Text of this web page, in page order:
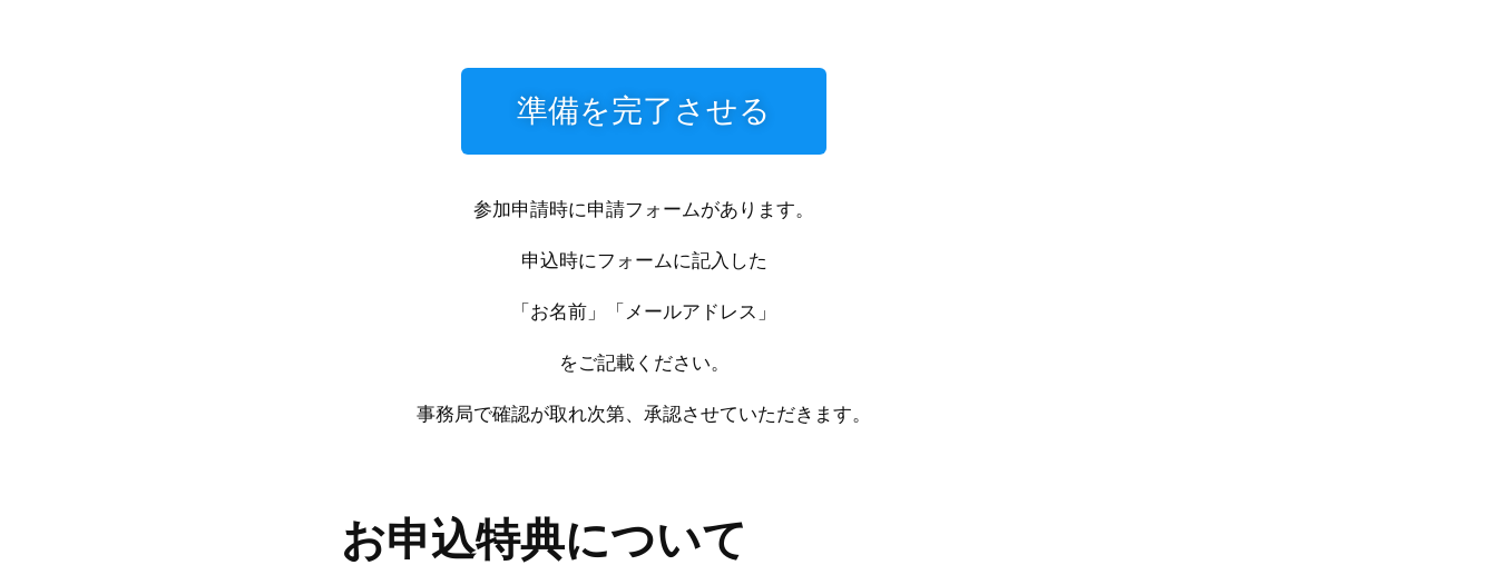
準備を完了させる
参加申請時に申請フォームがあります。
申込時にフォームに記入した
「お名前」「メールアドレス」
をご記載ください。
事務局で確認が取れ次第、承認させていただきます。
お申込特典について